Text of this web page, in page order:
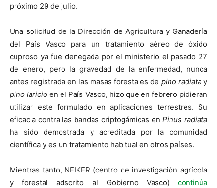
próximo 29 de julio.
Una solicitud de la Dirección de Agricultura y Ganadería
del País Vasco para un tratamiento aéreo de óxido
cuproso ya fue denegada por el ministerio el pasado 27
de enero, pero la gravedad de la enfermedad, nunca
antes registrada en las masas forestales de pino radiatay
pino laricio en el País Vasco, hizo que en febrero pidieran
utilizar este formulado en aplicaciones terrestres. Su
eficacia contra las bandas criptogámicas enPinus radiata
ha sido demostrada y acreditada por la comunidad
científica y es un tratamiento habitual en otros países.
Mientras tanto, NEIKER (centro de investigación agrícola
y forestal adscrito al Gobierno Vasco) continúa